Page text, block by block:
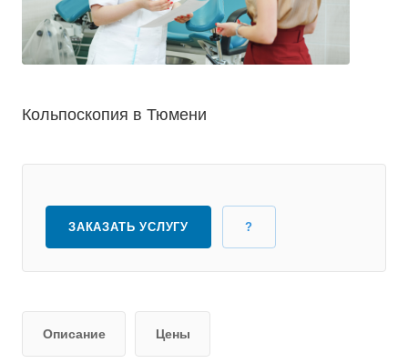
Кольпоскопия в Тюмени
ЗАКАЗАТЬ УСЛУГУ ?
Описание Цены